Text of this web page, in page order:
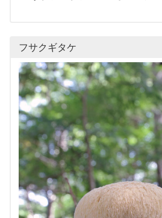
フサクギタケ